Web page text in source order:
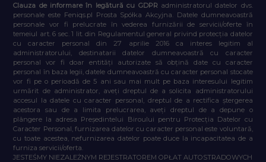
Clauza de informare în legătură cu GDPR administratorul datelor dvs.
personale este Feniqs.pl Prosta Spółka Akcyjna. Datele dumneavoastră
personale vor fi prelucrate în vederea furnizării de servicii/oferte în
temeiul art. 6 sec. 1 lit. din Regulamentul general privind protecția datelor
cu caracter personal din 27 aprilie 2016 ca interes legitim al
administratorului, destinatarii datelor dumneavoastră cu caracter
personal vor fi doar entități autorizate să obțină date cu caracter
personal în baza legii, datele dumneavoastră cu caracter personal stocate
vor fi pe o perioadă de 5 ani sau mai mult pe baza interesului legitim
urmărit de administrator, aveți dreptul de a solicita administratorului
accesul la datele cu caracter personal, dreptul de a rectifica ștergerea
acestora sau de a limita prelucrarea, aveți dreptul de a depune o
plângere la adresa Președintelui Biroului pentru Protecția Datelor cu
Caracter Personal, furnizarea datelor cu caracter personal este voluntară,
cu toate acestea, nefurnizarea datelor poate duce la incapacitatea de a
furniza servicii/oferta.
JESTEŚMY NIEZALEŻNYM REJESTRATOREM OPŁAT AUTOSTRADOWYCH